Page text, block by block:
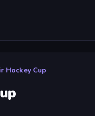
Hockey Cup